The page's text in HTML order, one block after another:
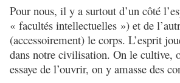
Pour nous, il y a surtout d’un côté
« facultés intellectuelles ») et de
(accessoirement) le corps. L’esprit
dans notre civilisation. On le cultive,
essaye de l’ouvrir, on y amasse des